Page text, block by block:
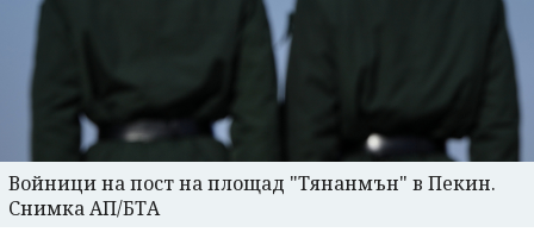
Войници на пост на площад "Тянанмън" в Пекин.
Снимка АП/БТА